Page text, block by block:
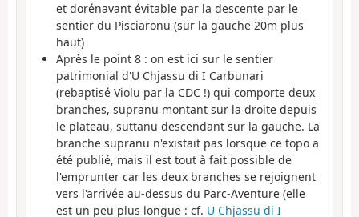
et dorénavant évitable par la descente par le
sentier du Pisciaronu (sur la gauche 20m plus
haut)
Après le point 8 : on est ici sur le sentier
patrimonial d'U Chjassu di I Carbunari
(rebaptisé Violu par la CDC !) qui comporte deux
branches, supranu montant sur la droite depuis
le plateau, suttanu descendant sur la gauche. La
branche supranu n'existait pas lorsque ce topo a
été publié, mais il est tout à fait possible de
l'emprunter car les deux branches se rejoignent
vers l'arrivée au-dessus du Parc-Aventure (elle
est un peu plus longue : cf. U Chjassu di I